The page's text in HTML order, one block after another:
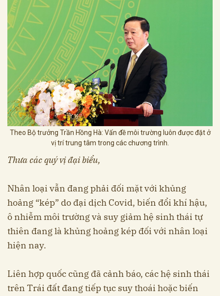
Theo Bộ trưởng Trần Hồng Hà: Vấn đề môi trường luôn được đặt ở
vị trí trung tâm trong các chương trình.
Thưa các quý vị đại biểu,
Nhân loại vẫn đang phải đối mặt với khủng
hoảng “kép” do đại dịch Covid, biến đổi khí hậu,
ô nhiễm môi trường và suy giảm hệ sinh thái tự
thiên đang là khủng hoảng kép đối với nhân loại
hiện nay.
Liên hợp quốc cũng đã cảnh báo, các hệ sinh thái
trên Trái đất đang tiếp tục suy thoái hoặc biến